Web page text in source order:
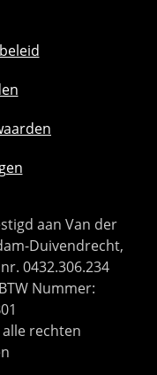
aan Van der
Duivendrecht,
0432.306.234
Nummer:
alle rechten